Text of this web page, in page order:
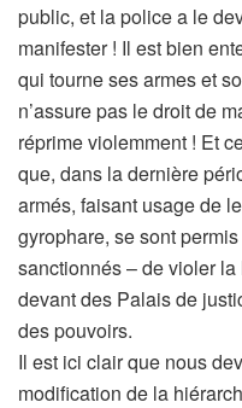
public, et la police a le
manifester ! Il est bien
qui tourne ses armes et
n’assure pas le droit de
réprime violemment ! Et
que, dans la dernière
armés, faisant usage de
gyrophare, se sont
sanctionnés – de violer
devant des Palais de
des pouvoirs.
Il est ici clair que nous
modification de la